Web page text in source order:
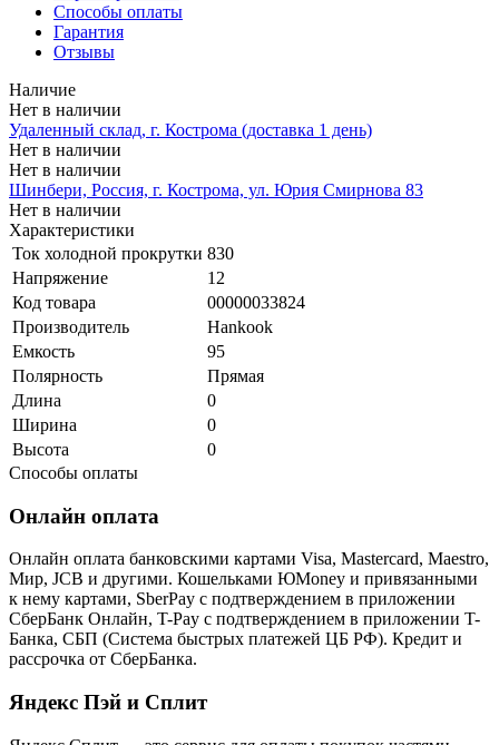
Способы оплаты
Гарантия
Отзывы
Наличие
Нет в наличии
Удаленный склад, г. Кострома (доставка 1 день)
Нет в наличии
Нет в наличии
Шинбери, Россия, г. Кострома, ул. Юрия Смирнова 83
Нет в наличии
Характеристики
Ток холодной прокрутки 830
Напряжение
12
Код товара
00000033824
Производитель
Hankook
Емкость
95
Полярность
Прямая
Длина
0
Ширина
0
Высота
0
Способы оплаты
Онлайн оплата
Онлайн оплата банковскими картами Visa, Mastercard, Maestro,
Мир, JCB и другими. Кошельками ЮMoney и привязанными
к нему картами, SberPay с подтверждением в приложении
СберБанк Онлайн, T-Pay с подтверждением в приложении T-
Банка, СБП (Система быстрых платежей ЦБ РФ). Кредит и
рассрочка от СберБанка.
Яндекс Пэй и Сплит